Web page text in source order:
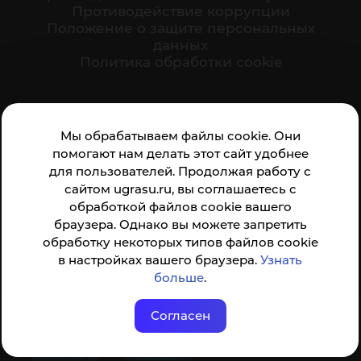
Мы обрабатываем файлы cookie. Они
помогают нам делать этот сайт удобнее
для пользователей. Продолжая работу с
сайтом ugrasu.ru, вы соглашаетесь с
обработкой файлов cookie вашего
браузера. Однако вы можете запретить
обработку некоторых типов файлов cookie
в настройках вашего браузера.Узнать
больше.
Согласен
организации:
Анкета доступна по QR-коду, а так же по прямой
ссылке
© ФГБОУ ВО ЮГУ 2001–2026